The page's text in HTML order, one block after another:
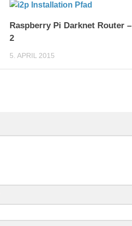
Raspberry Pi Darknet Router
2
5. APRIL 2015